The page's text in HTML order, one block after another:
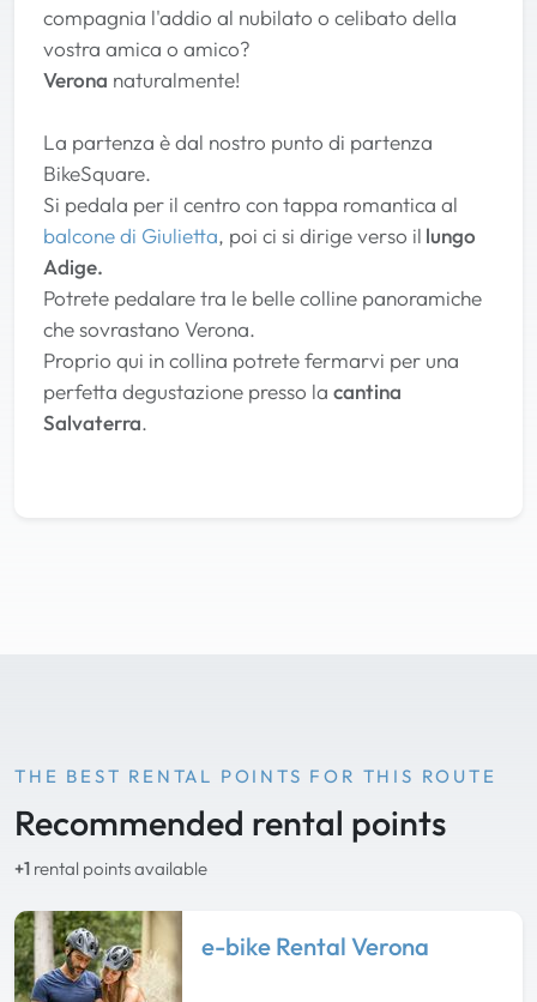
compagnia l'addio al nubilato o celibato della
vostra amica o amico?
Verona naturalmente!
La partenza è dal nostro punto di partenza
BikeSquare.
Si pedala per il centro con tappa romantica al
balcone di Giulietta, poi ci si dirige verso il lungo
Adige.
Potrete pedalare tra le belle colline panoramiche
che sovrastano Verona.
Proprio qui in collina potrete fermarvi per una
perfetta degustazione presso la cantina
Salvaterra.
THE BEST RENTAL POINTS FOR THIS ROUTE
Recommended rental points
+1 rental points available
e-bike Rental Verona